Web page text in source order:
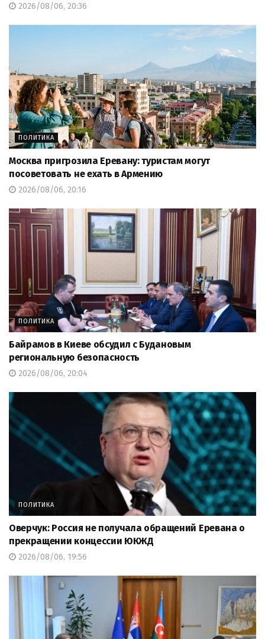
2026/08/06, 20:36
ПОЛИТИКА
Москва пригрозила Еревану: туристам могут
посоветовать не ехать в Армению
2026/08/06, 20:16
ПОЛИТИКА
Байрамов в Киеве обсудил с Будановым
региональную безопасность
2026/08/06, 20:04
ПОЛИТИКА
Оверчук: Россия не получала обращений Еревана о
прекращении концессии ЮКЖД
2026/08/06, 19:56